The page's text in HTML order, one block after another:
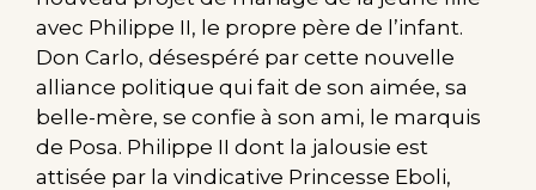
avec Philippe II, le propre père de l’infant.
Don Carlo, désespéré par cette nouvelle
alliance politique qui fait de son aimée, sa
belle-mère, se confie à son ami, le marquis
de Posa. Philippe II dont la jalousie est
attisée par la vindicative Princesse Eboli,